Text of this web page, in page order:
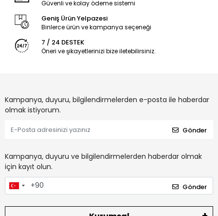
Güvenli ve kolay ödeme sistemi
Geniş Ürün Yelpazesi
Binlerce ürün ve kampanya seçeneği
7 / 24 DESTEK
Öneri ve şikayetlerinizi bize iletebilirsiniz.
Kampanya, duyuru, bilgilendirmelerden e-posta ile haberdar
olmak istiyorum.
Gönder
Kampanya, duyuru ve bilgilendirmelerden haberdar olmak
için kayıt olun.
Gönder